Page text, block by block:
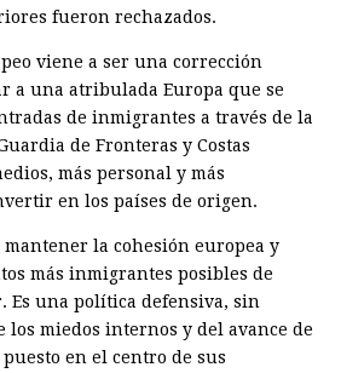
fueron rechazados.
viene a ser una corrección
a una atribulada Europa que se
de inmigrantes a través de la
de Fronteras y Costas
más personal y más
en los países de origen.
la cohesión europea y
más inmigrantes posibles de
Es una política defensiva, sin
miedos internos y del avance de
en el centro de sus